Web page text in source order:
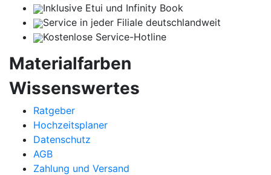
Inklusive Etui und Infinity Book
Service in jeder Filiale deutschlandweit
Kostenlose Service-Hotline
Materialfarben
Wissenswertes
Ratgeber
Hochzeitsplaner
Datenschutz
AGB
Zahlung und Versand